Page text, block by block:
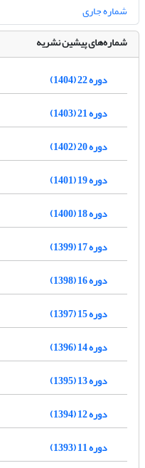
شماره جاری
شماره‌های پیشین نشریه
دوره 22 (1404)
دوره 21 (1403)
دوره 20 (1402)
دوره 19 (1401)
دوره 18 (1400)
دوره 17 (1399)
دوره 16 (1398)
دوره 15 (1397)
دوره 14 (1396)
دوره 13 (1395)
دوره 12 (1394)
دوره 11 (1393)